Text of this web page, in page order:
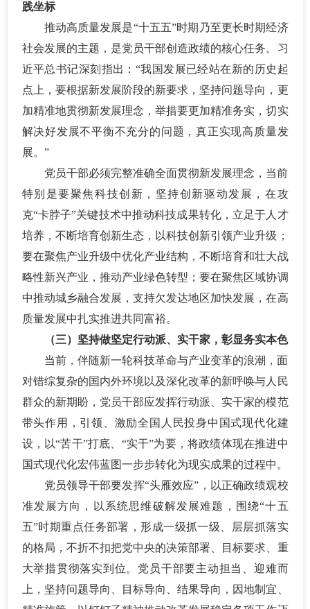
践坐标
推动高质量发展是“十五五”时期乃至更长时期经济
社会发展的主题，是党员干部创造政绩的核心任务。习
近平总书记深刻指出：“我国发展已经站在新的历史起
点上，要根据新发展阶段的新要求，坚持问题导向，更
加精准地贯彻新发展理念，举措要更加精准务实，切实
解决好发展不平衡不充分的问题，真正实现高质量发
展。”
党员干部必须完整准确全面贯彻新发展理念，当前
特别是要聚焦科技创新，坚持创新驱动发展，在攻
克“卡脖子”关键技术中推动科技成果转化，立足于人才
培养，不断培育创新生态，以科技创新引领产业升级；
要在聚焦产业升级中优化产业结构，不断培育和壮大战
略性新兴产业，推动产业绿色转型；要在聚焦区域协调
中推动城乡融合发展，支持欠发达地区加快发展，在高
质量发展中扎实推进共同富裕。
（三）坚持做坚定行动派、实干家，彰显务实本色
当前，伴随新一轮科技革命与产业变革的浪潮，面
对错综复杂的国内外环境以及深化改革的新呼唤与人民
群众的新期盼，党员干部应发挥行动派、实干家的模范
带头作用，引领、激励全国人民投身中国式现代化建
设，以“苦干”打底、“实干”为要，将政绩体现在推进中
国式现代化宏伟蓝图一步步转化为现实成果的过程中。
党员领导干部要发挥“头雁效应”，以正确政绩观校
准发展方向，以系统思维破解发展难题，围绕“十五
五”时期重点任务部署，形成一级抓一级、层层抓落实
的格局，不折不扣把党中央的决策部署、目标要求、重
大举措贯彻落实到位。党员干部要主动担当、迎难而
上，坚持问题导向、目标导向、结果导向，因地制宜、